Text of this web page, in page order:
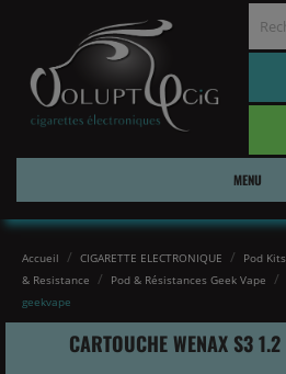
MENU
Accueil CIGARETTE ELECTRONIQUE Pod
& Resistance
Pod & Résistances Geek Vape
geekvape
CARTOUCHE WENAX S3